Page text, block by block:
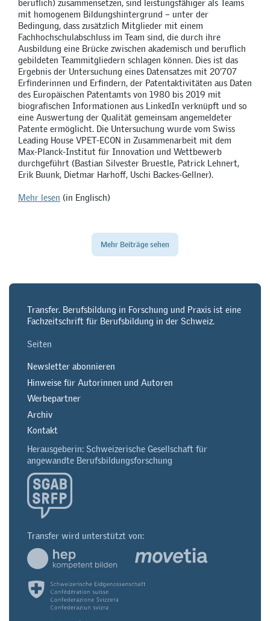
beruflich) zusammensetzen, sind leistungsfähiger als Teams
mit homogenem Bildungshintergrund – unter der
Bedingung, dass zusätzlich Mitglieder mit einem
Fachhochschulabschluss im Team sind, die durch ihre
Ausbildung eine Brücke zwischen akademisch und beruflich
gebildeten Teammitgliedern schlagen können. Dies ist das
Ergebnis der Untersuchung eines Datensatzes mit 20’707
Erfinderinnen und Erfindern, der Patentaktivitäten aus Daten
des Europäischen Patentamts von 1980 bis 2019 mit
biografischen Informationen aus LinkedIn verknüpft und so
eine Auswertung der Qualität gemeinsam angemeldeter
Patente ermöglicht. Die Untersuchung wurde vom Swiss
Leading House VPET-ECON in Zusammenarbeit mit dem
Max-Planck-Institut für Innovation und Wettbewerb
durchgeführt (Bastian Silvester Bruestle, Patrick Lehnert,
Erik Buunk, Dietmar Harhoff, Uschi Backes-Gellner).
Mehr lesen (in Englisch)
Mehr Beiträge sehen
Transfer. Berufsbildung in Forschung und Praxis ist eine
Fachzeitschrift für Berufsbildung in der Schweiz.
Seiten
Newsletter abonnieren
Hinweise für Autorinnen und Autoren
Werbepartner
Archiv
Kontakt
Herausgeberin: Schweizerische Gesellschaft für
angewandte Berufsbildungsforschung
Transfer wird unterstützt von: